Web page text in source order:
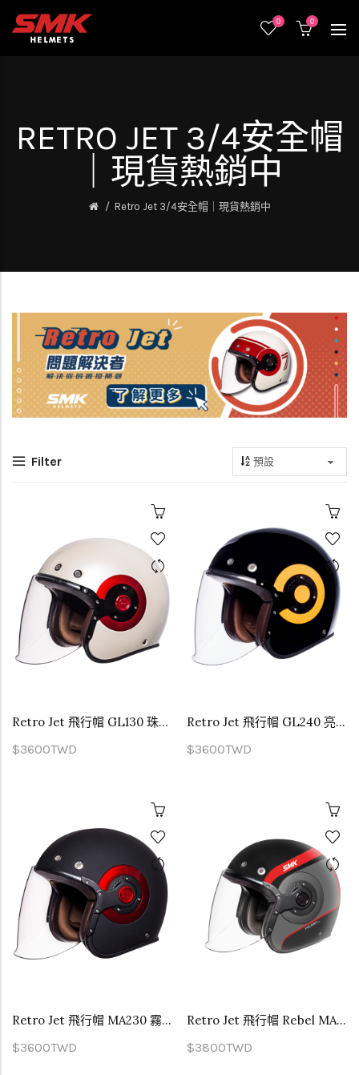
0 0
RETRO JET 3/4安全帽
｜現貨熱銷中
Retro Jet 3/4安全帽｜現貨熱銷中
Filter
Retro Jet 飛行帽 GL130 珠光白
$3600TWD
Retro Jet 飛行帽 GL240 亮面黑
$3600TWD
Retro Jet 飛行帽 MA230 霧面黑
$3600TWD
Retro Jet 飛行帽 Rebel MA263
$3800TWD